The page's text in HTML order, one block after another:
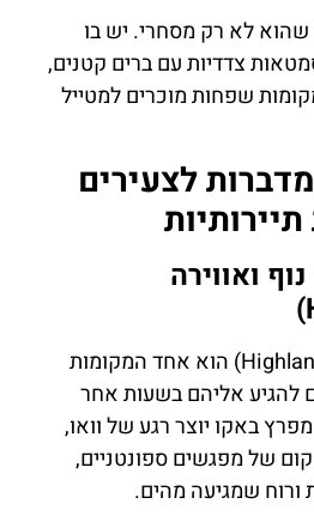
שהוא לא רק מסחרי. יש בו
צדדיות עם ברים קטנים,
שפחות מוכרים למטייל
לצעירים
ואווירה
היילנד פארק (Highland Park) הוא אחד המקומות
להגיע אליהם בשעות אחר
באקו יוצר רגע של וואו,
של מפגשים ספונטניים,
ורוח שמגיעה מהים.